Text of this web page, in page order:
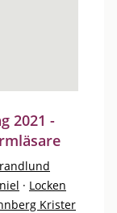
2021 -
· Locken
Krister